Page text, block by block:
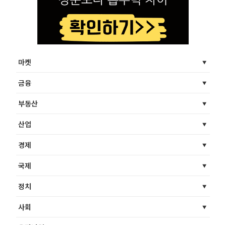
마켓
금융
부동산
산업
경제
국제
정치
사회